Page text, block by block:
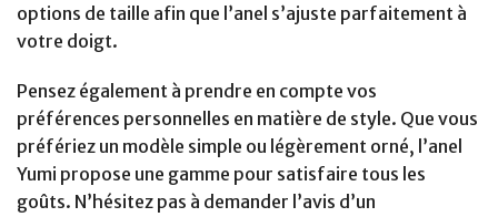
options de taille afin que l’anel s’ajuste parfaitement à
votre doigt.
Pensez également à prendre en compte vos
préférences personnelles en matière de style. Que vous
préfériez un modèle simple ou légèrement orné, l’anel
Yumi propose une gamme pour satisfaire tous les
goûts. N’hésitez pas à demander l’avis d’un